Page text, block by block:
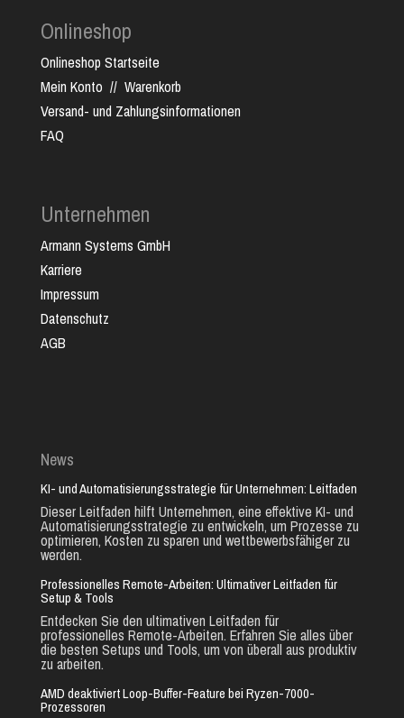
Onlineshop
Onlineshop Startseite
Mein Konto // Warenkorb
Versand- und Zahlungsinformationen
FAQ
Unternehmen
Armann Systems GmbH
Karriere
Impressum
Datenschutz
AGB
News
KI- und Automatisierungsstrategie für Unternehmen: Leitfaden
Dieser Leitfaden hilft Unternehmen, eine effektive KI- und
Automatisierungsstrategie zu entwickeln, um Prozesse zu
optimieren, Kosten zu sparen und wettbewerbsfähiger zu
werden.
Professionelles Remote-Arbeiten: Ultimativer Leitfaden für
Setup & Tools
Entdecken Sie den ultimativen Leitfaden für
professionelles Remote-Arbeiten. Erfahren Sie alles über
die besten Setups und Tools, um von überall aus produktiv
zu arbeiten.
AMD deaktiviert Loop-Buffer-Feature bei Ryzen-7000-
Prozessoren